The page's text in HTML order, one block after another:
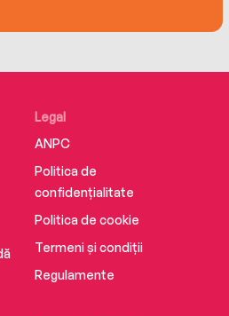
Legal
ANPC
Politica de
confidențialitate
Politica de cookie
Termeni și condiții
Regulamente